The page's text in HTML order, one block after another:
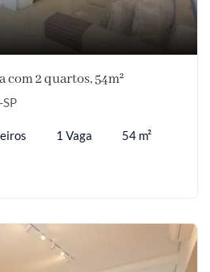
2 quartos, 54m²
1 Vaga 54 m²